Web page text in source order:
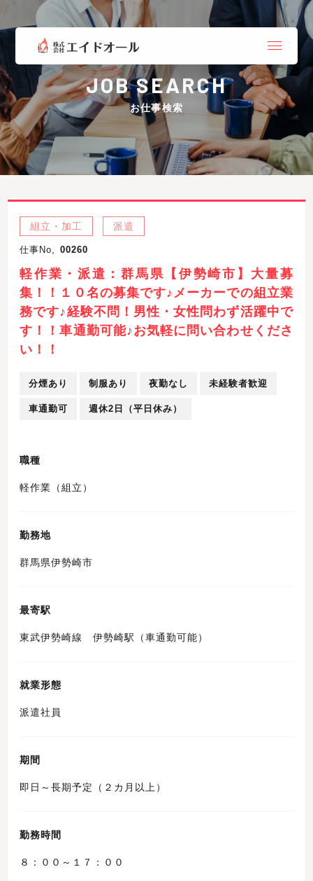
JOB SEARCH
お仕事検索
組立・加工 派遣
仕事No, 00260
軽作業・派遣：群馬県【伊勢崎市】大量募
集！！１０名の募集です♪メーカーでの組立業
務です♪経験不問！男性・女性問わず活躍中で
す！！車通勤可能♪お気軽に問い合わせくださ
い！！
分煙あり 制服あり 夜勤なし 未経験者歓迎
車通勤可 週休2日（平日休み）
職種
軽作業（組立）
勤務地
群馬県伊勢崎市
最寄駅
東武伊勢崎線 伊勢崎駅（車通勤可能）
就業形態
派遣社員
期間
即日～長期予定（２カ月以上）
勤務時間
８：００～１７：００